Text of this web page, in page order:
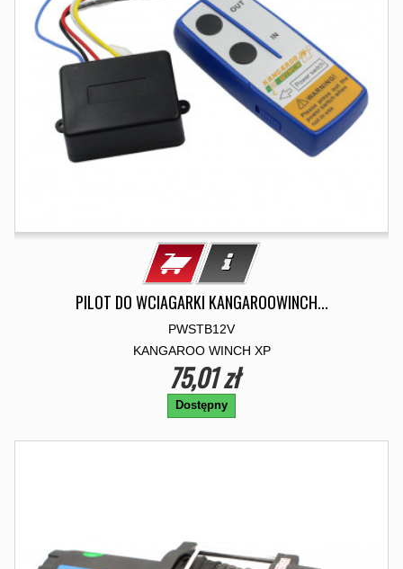
PILOT DO WCIAGARKI KANGAROOWINCH...
PWSTB12V
KANGAROO WINCH XP
75,01 zł
Dostępny